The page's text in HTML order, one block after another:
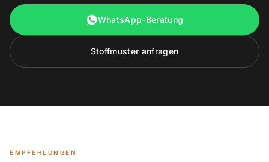
WhatsApp-Beratung
Stoffmuster anfragen
EMPFEHLUNGEN